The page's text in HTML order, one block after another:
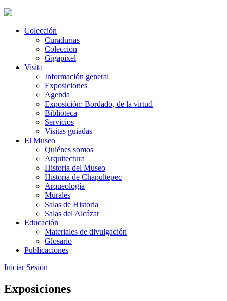
Colección
Curadurías
Colección
Gigapixel
Visita
Información general
Exposiciones
Agenda
Exposición: Bordado, de la virtud
Biblioteca
Servicios
Visitas guiadas
El Museo
Quiénes somos
Arquitectura
Historia del Museo
Historia de Chapultepec
Arqueología
Murales
Salas de Historia
Salas del Alcázar
Educación
Materiales de divulgación
Glosario
Publicaciones
Iniciar Sesión
Exposiciones